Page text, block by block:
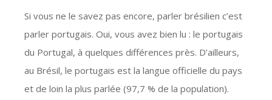
Si vous ne le savez pas encore, parler brésilien c’est
parler portugais. Oui, vous avez bien lu : le portugais
du Portugal, à quelques différences près. D’ailleurs,
au Brésil, le portugais est la langue officielle du pays
et de loin la plus parlée (97,7 % de la population).